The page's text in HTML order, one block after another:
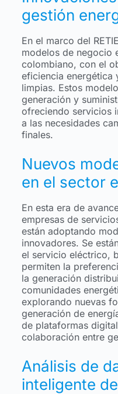
gestión
En el marco del
modelos de negocio
colombiano, con el
eficiencia energética
limpias. Estos
generación y
ofreciendo servicios
a las necesidades
finales.
Nuevos
en el sector
En esta era de
empresas de
están adoptando
innovadores. Se
el servicio eléctrico,
permiten la
la generación
comunidades
explorando nuevas
generación de
de plataformas
colaboración entre
Análisis de
inteligente